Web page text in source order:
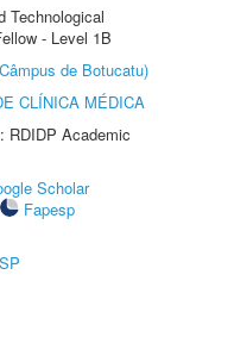
Technological
- Level 1B
de Botucatu)
CLÍNICA MÉDICA
RDIDP Academic
Scholar
Fapesp